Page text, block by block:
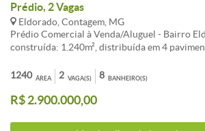
Prédio, 2 Vagas
Eldorado, Contagem, MG
Prédio Comercial à Venda/Aluguel - Bairro
construída: 1.240m², distribuída em 4
grandes eventos) 2 banheiros Copa e
Pavimento 2 salas amplas 2 banheiros
salão do térreo 3º Pavimento 8 salas
duplo Cozinha ampla 2 banheiros Imóvel
ÁREA
1240 VAGA(S)
2 BANHEIRO(S)
8
R$ 2.900.000,00